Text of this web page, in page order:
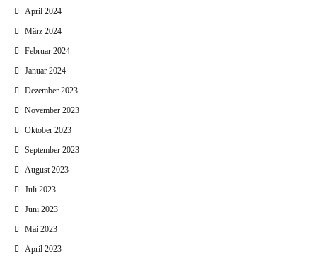
April 2024
März 2024
Februar 2024
Januar 2024
Dezember 2023
November 2023
Oktober 2023
September 2023
August 2023
Juli 2023
Juni 2023
Mai 2023
April 2023